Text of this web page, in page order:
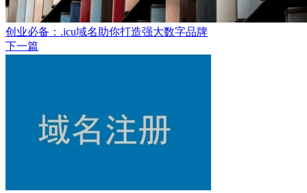
创业必备：.icu域名助你打造强大数字品牌
下一篇